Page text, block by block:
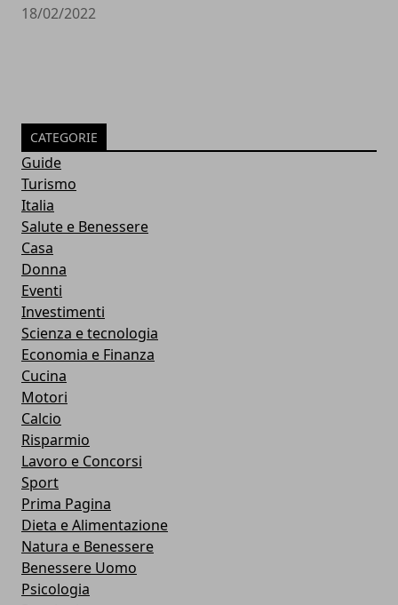
18/02/2022
CATEGORIE
Guide
Turismo
Italia
Salute e Benessere
Casa
Donna
Eventi
Investimenti
Scienza e tecnologia
Economia e Finanza
Cucina
Motori
Calcio
Risparmio
Lavoro e Concorsi
Sport
Prima Pagina
Dieta e Alimentazione
Natura e Benessere
Benessere Uomo
Psicologia